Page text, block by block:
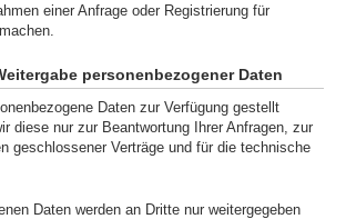
einer Anfrage oder Registrierung für
personenbezogener Daten
Daten zur Verfügung gestellt
diese nur zur Beantwortung Ihrer Anfragen, zur
geschlossener Verträge und für die technische
Daten werden an Dritte nur weitergegeben